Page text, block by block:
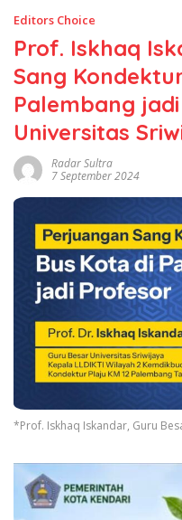
Editors Choice
Prof. Iskhaq
Sang
Palembang
Universitas
Radar Sultra
7 September 2024
*Prof. Iskhaq Iskandar, Guru